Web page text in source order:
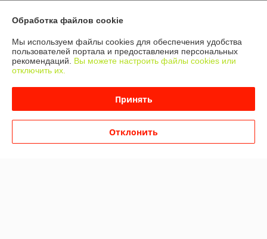
Контакты
Доставка и оплата
Политика обработки cookies
Обработка файлов cookie
Мы используем файлы cookies для обеспечения удобства
пользователей портала и предоставления персональных
рекомендаций. Вы можете настроить файлы cookies или
отключить их.
Принять
Отклонить